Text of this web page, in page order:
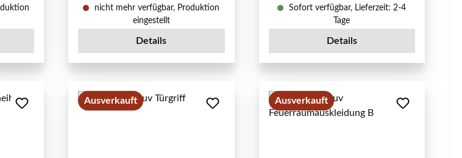
nicht mehr verfügbar, Produktion
eingestellt
Details
Sofort verfügbar, Lieferzeit: 2-4
Tage
Details
Ausverkauft Ausverkauft